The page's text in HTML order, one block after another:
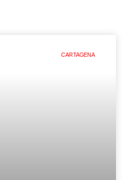
CARTAGENA